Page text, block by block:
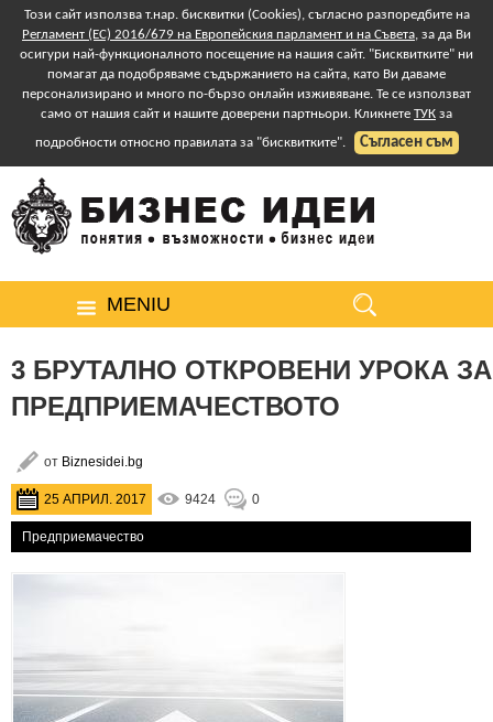
Този сайт използва т.нар. бисквитки (Cookies), съгласно разпоредбите на
Регламент (ЕС) 2016/679 на Европейския парламент и на Съвета, за да Ви
осигури най-функционалното посещение на нашия сайт. "Бисквитките" ни
помагат да подобряваме съдържанието на сайта, като Ви даваме
персонализирано и много по-бързо онлайн изживяване. Те се използват
само от нашия сайт и нашите доверени партньори. Кликнете ТУК за
подробности относно правилата за "бисквитките".
Съгласен съм
MENIU
3 БРУТАЛНО ОТКРОВЕНИ УРОКА ЗА
ПРЕДПРИЕМАЧЕСТВОТО
от Biznesidei.bg
9424 0
25 АПРИЛ. 2017
Предприемачество